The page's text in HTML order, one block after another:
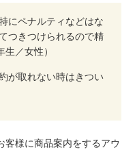
にペナルティなどはな
つきつけられるので精
／女性）
が取れない時はきつい
客様に商品案内をするアウ